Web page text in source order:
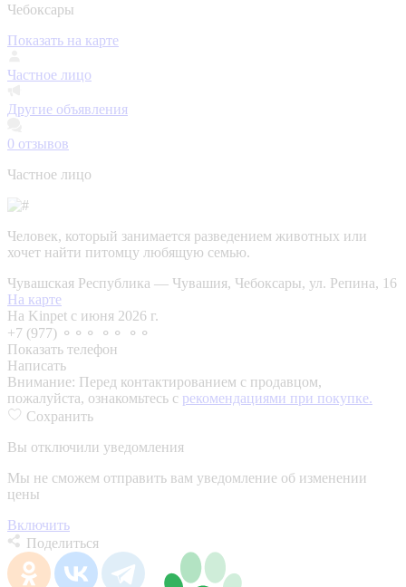
Чебоксары
Показать на карте
Частное лицо
Другие объявления
0 отзывов
Частное лицо
Человек, который занимается разведением животных или
хочет найти питомцу любящую семью.
Чувашская Республика — Чувашия, Чебоксары, ул. Репина, 16
На карте
На Kinpet c июня 2026 г.
+7 (977) ⚬⚬⚬ ⚬⚬ ⚬⚬
Показать телефон
Написать
Внимание: Перед контактированием с продавцом,
пожалуйста, ознакомьтесь с рекомендациями при покупке.
Сохранить
Вы отключили уведомления
Мы не сможем отправить вам уведомление об изменении
цены
Включить
Поделиться